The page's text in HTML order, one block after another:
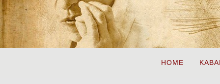
HOME